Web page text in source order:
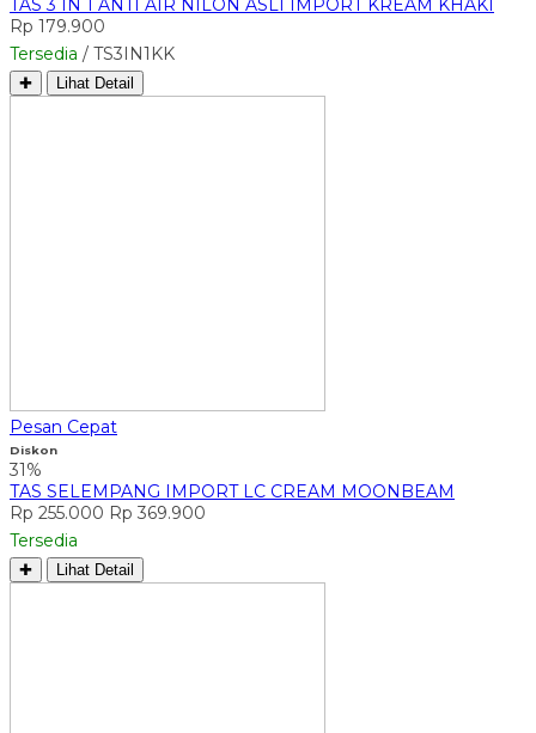
TAS 3 IN 1 ANTI AIR NILON ASLI IMPORT KREAM KHAKI
Rp 179.900
Tersedia / TS3IN1KK
✚ Lihat Detail
Pesan Cepat
Diskon
31%
TAS SELEMPANG IMPORT LC CREAM MOONBEAM
Rp 255.000 Rp 369.900
Tersedia
✚ Lihat Detail